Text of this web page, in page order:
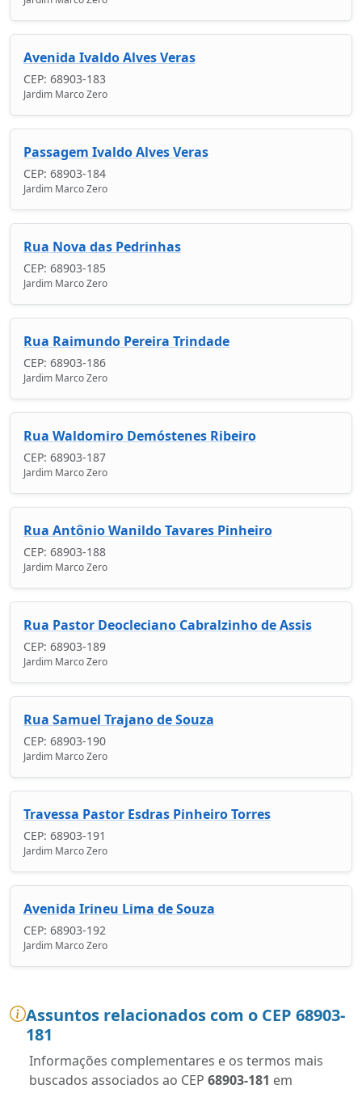
Avenida Ivaldo Alves Veras
CEP: 68903-183
Jardim Marco Zero
Passagem Ivaldo Alves Veras
CEP: 68903-184
Jardim Marco Zero
Rua Nova das Pedrinhas
CEP: 68903-185
Jardim Marco Zero
Rua Raimundo Pereira Trindade
CEP: 68903-186
Jardim Marco Zero
Rua Waldomiro Demóstenes Ribeiro
CEP: 68903-187
Jardim Marco Zero
Rua Antônio Wanildo Tavares Pinheiro
CEP: 68903-188
Jardim Marco Zero
Rua Pastor Deocleciano Cabralzinho de Assis
CEP: 68903-189
Jardim Marco Zero
Rua Samuel Trajano de Souza
CEP: 68903-190
Jardim Marco Zero
Travessa Pastor Esdras Pinheiro Torres
CEP: 68903-191
Jardim Marco Zero
Avenida Irineu Lima de Souza
CEP: 68903-192
Jardim Marco Zero
Assuntos relacionados com o CEP 68903-
181
Informações complementares e os termos mais
buscados associados ao CEP 68903-181 em